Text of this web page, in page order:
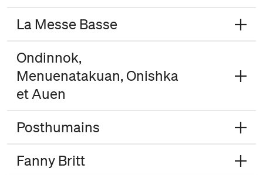
La Messe Basse
Ondinnok,
Menuenatakuan, Onishka
et Auen
Posthumains
Fanny Britt